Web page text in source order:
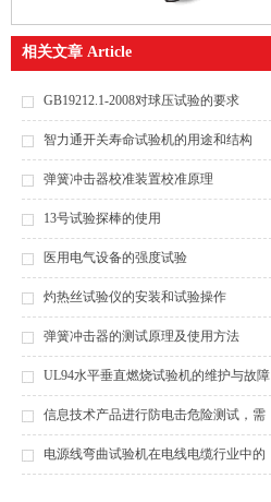
相关文章 Article
GB19212.1-2008对球压试验的要求
智力通开关寿命试验机的用途和结构
弹簧冲击器校准装置校准原理
13号试验探棒的使用
医用电气设备的强度试验
灼热丝试验仪的安装和试验操作
弹簧冲击器的测试原理及使用方法
UL94水平垂直燃烧试验机的维护与故障
排除指南
信息技术产品进行防电击危险测试，需
要什么仪器？（之一）
电源线弯曲试验机在电线电缆行业中的